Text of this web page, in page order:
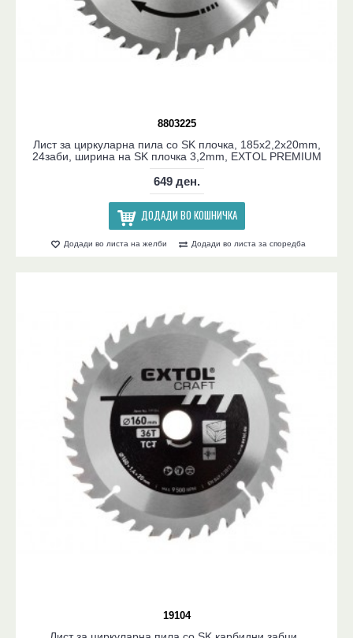
8803225
Лист за циркуларна пила со SK плочка, 185x2,2x20mm,
24заби, ширина на SK плочка 3,2mm, EXTOL PREMIUM
649 ден.
ДОДАДИ ВО КОШНИЧКА
Додади во листа на желби Додади во листа за споредба
19104